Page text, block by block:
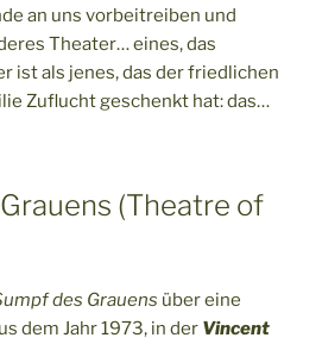
an uns vorbeitreiben und
Theater… eines, das
ist als jenes, das der friedlichen
Zuflucht geschenkt hat: das…
(Theatre of
des Grauens über eine
dem Jahr 1973, in der Vincent